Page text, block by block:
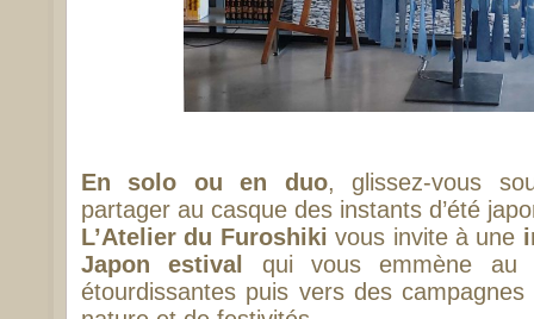
En solo ou en duo, glissez-vous
partager au casque des instants d’été
L’Atelier du Furoshiki vous invite à une
Japon estival
qui vous emmène au
étourdissantes puis vers des